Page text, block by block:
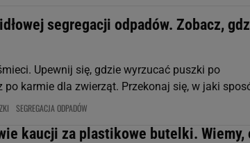
segregacji odpadów. Zobacz,
Upewnij się, gdzie wyrzucać puszki po
po karmie dla zwierząt. Przekonaj się, w jaki
SEGREGACJA ODPADÓW
kaucji za plastikowe butelki. Wiemy,